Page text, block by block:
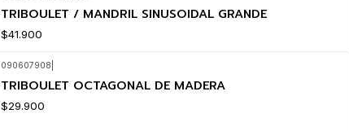
TRIBOULET / MANDRIL SINUSOIDAL GRANDE
$41.900
090607908
TRIBOULET OCTAGONAL DE MADERA
$29.900